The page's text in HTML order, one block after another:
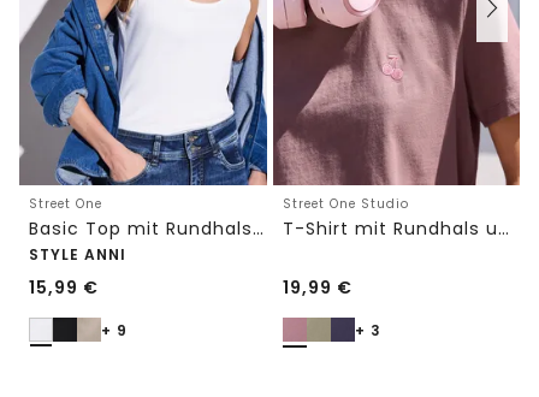
Street One
Basic Top mit Rundhals in Unifarbe
STYLE ANNI
15,99 €
+ 9
Street One Studio
T-Shirt mit Rundhals und Embroidery-Detail
19,99 €
+ 3